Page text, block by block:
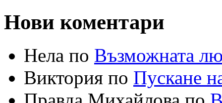
Нови коментари
Нела по Възможната
Виктория по Пускане